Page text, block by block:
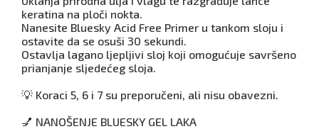
keratina na ploči nokta.
Nanesite Bluesky Acid Free Primer u tankom sloju i
ostavite da se osuši 30 sekundi.
Ostavlja lagano ljepljivi sloj koji omogućuje savršeno
prianjanje sljedećeg sloja.
💡 Koraci 5, 6 i 7 su preporučeni, ali nisu obavezni.
💅 NANOŠENJE BLUESKY GEL LAKA